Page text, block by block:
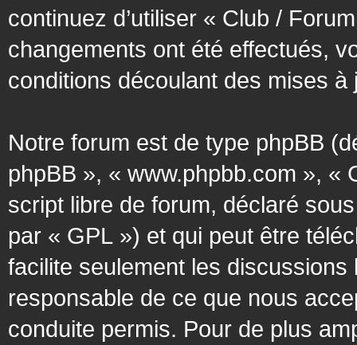
continuez d’utiliser « Club /
changements ont été effectués,
conditions découlant des mises
Notre forum est de type phpBB
phpBB », « www.phpbb.com », «
script libre de forum, déclaré
par « GPL ») et qui peut être
facilite seulement les
responsable de ce que nous
conduite permis. Pour de plus